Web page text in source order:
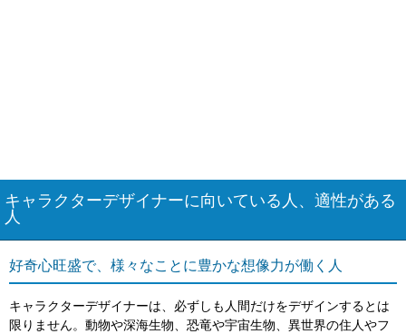
キャラクターデザイナーに向いている人、適性がある
人
好奇心旺盛で、様々なことに豊かな想像力が働く人
キャラクターデザイナーは、必ずしも人間だけをデザインするとは
限りません。動物や深海生物、恐竜や宇宙生物、異世界の住人やフ